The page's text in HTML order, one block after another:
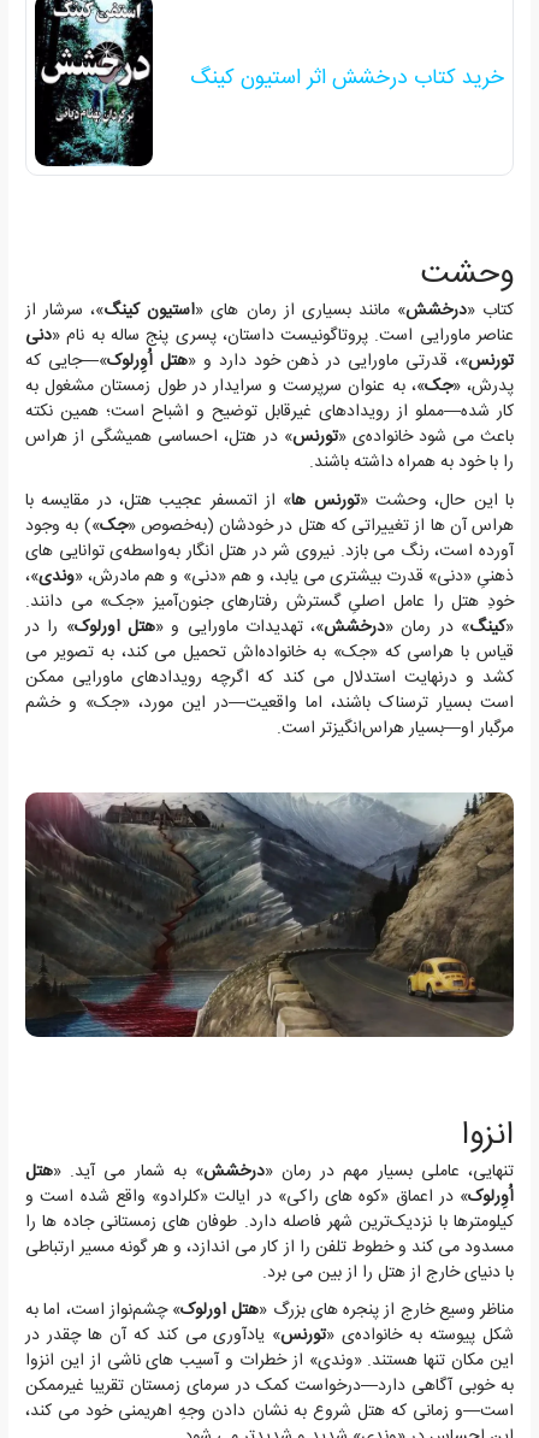
خرید کتاب درخشش اثر استیون کینگ
وحشت
کتاب «درخشش» مانند بسیاری از رمان های «استیون کینگ»، سرشار از
عناصر ماورایی است. پروتاگونیست داستان، پسری پنج ساله به نام «دنی
تورنس»، قدرتی ماورایی در ذهن خود دارد و «هتل اُوِرلوک»—جایی که
پدرش، «جک»، به عنوان سرپرست و سرایدار در طول زمستان مشغول به
کار شده—مملو از رویدادهای غیرقابل توضیح و اشباح است؛ همین نکته
باعث می شود خانواده‌ی «تورنس» در هتل، احساسی همیشگی از هراس
را با خود به همراه داشته باشند.
با این حال، وحشت «تورنس ها» از اتمسفر عجیب هتل، در مقایسه با
هراس آن ها از تغییراتی که هتل در خودشان (به‌خصوص «جک») به وجود
آورده است، رنگ می بازد. نیروی شر در هتل انگار به‌واسطه‌ی توانایی های
ذهنیِ «دنی» قدرت بیشتری می یابد، و هم «دنی» و هم مادرش، «وندی»،
خودِ هتل را عامل اصلیِ گسترش رفتارهای جنون‌آمیز «جک» می دانند.
«کینگ» در رمان «درخشش»، تهدیدات ماورایی و «هتل اورلوک» را در
قیاس با هراسی که «جک» به خانواده‌اش تحمیل می کند، به تصویر می
کشد و درنهایت استدلال می کند که اگرچه رویدادهای ماورایی ممکن
است بسیار ترسناک باشند، اما واقعیت—در این مورد، «جک» و خشم
مرگبار او—بسیار هراس‌انگیزتر است.
انزوا
تنهایی، عاملی بسیار مهم در رمان «درخشش» به شمار می آید. «هتل
اُوِرلوک» در اعماق «کوه های راکی» در ایالت «کلرادو» واقع شده است و
کیلومترها با نزدیک‌ترین شهر فاصله دارد. طوفان های زمستانی جاده ها را
مسدود می کند و خطوط تلفن را از کار می اندازد، و هر گونه مسیر ارتباطی
با دنیای خارج از هتل را از بین می برد.
مناظر وسیع خارج از پنجره های بزرگ «هتل اورلوک» چشم‌نواز است، اما به
شکل پیوسته به خانواده‌ی «تورنس» یادآوری می کند که آن ها چقدر در
این مکان تنها هستند. «وندی» از خطرات و آسیب های ناشی از این انزوا
به خوبی آگاهی دارد—درخواست کمک در سرمای زمستان تقریبا غیرممکن
است—و زمانی که هتل شروع به نشان دادن وجهِ اهریمنی خود می کند،